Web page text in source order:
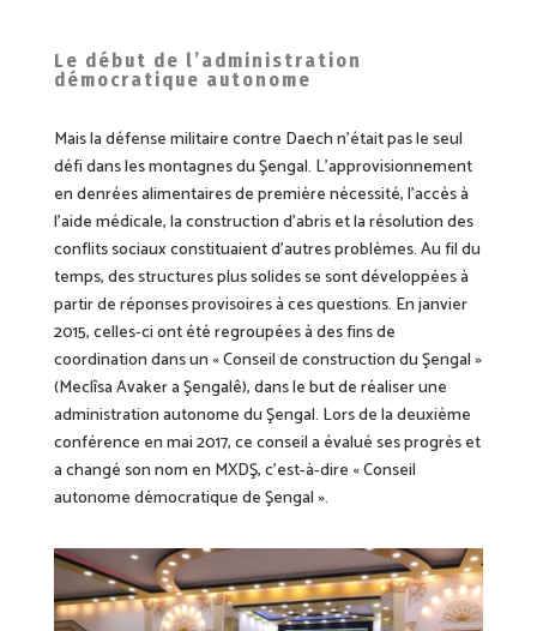
Le début de l’administration
démocratique autonome
Mais la défense militaire contre Daech n’était pas le seul
défi dans les montagnes du Şengal. L’approvisionnement
en denrées alimentaires de première nécessité, l’accès à
l’aide médicale, la construction d’abris et la résolution des
conflits sociaux constituaient d’autres problèmes. Au fil du
temps, des structures plus solides se sont développées à
partir de réponses provisoires à ces questions. En janvier
2015, celles-ci ont été regroupées à des fins de
coordination dans un « Conseil de construction du Şengal »
(Meclîsa Avaker a Şengalê), dans le but de réaliser une
administration autonome du Şengal. Lors de la deuxième
conférence en mai 2017, ce conseil a évalué ses progrès et
a changé son nom en MXDŞ, c’est-à-dire « Conseil
autonome démocratique de Şengal ».